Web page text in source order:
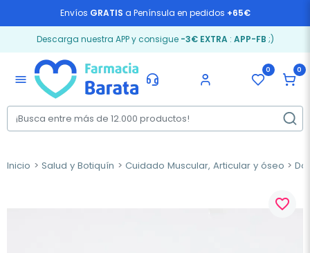
Envíos GRATIS a Península en pedidos +65€
Descarga nuestra APP y consigue -3€ EXTRA: APP-FB ;)
menu
0 0
Inicio Salud y Botiquín Cuidado Muscular, Articular y óseo
favorite_border